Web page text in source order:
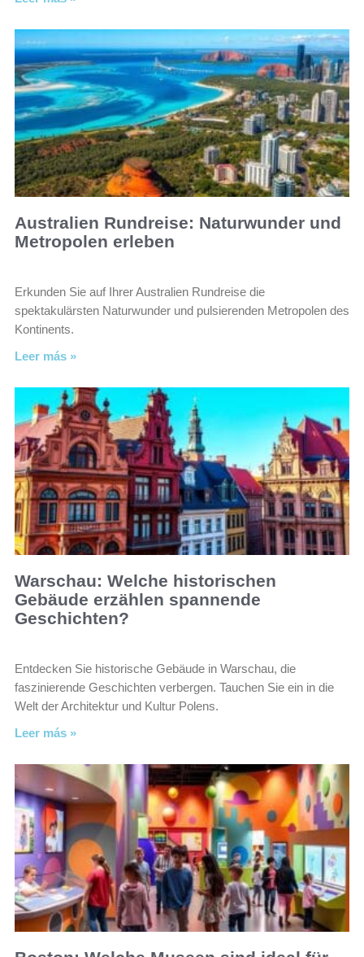
Australien Rundreise: Naturwunder und
Metropolen erleben
Erkunden Sie auf Ihrer Australien Rundreise die
spektakulärsten Naturwunder und pulsierenden Metropolen des
Kontinents.
Leer más »
Warschau: Welche historischen
Gebäude erzählen spannende
Geschichten?
Entdecken Sie historische Gebäude in Warschau, die
faszinierende Geschichten verbergen. Tauchen Sie ein in die
Welt der Architektur und Kultur Polens.
Leer más »